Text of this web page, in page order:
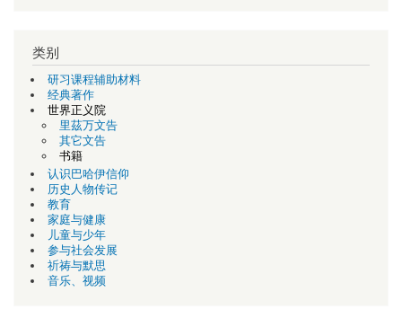
类别
研习课程辅助材料
经典著作
世界正义院
里茲万文告
其它文告
书籍
认识巴哈伊信仰
历史人物传记
教育
家庭与健康
儿童与少年
参与社会发展
祈祷与默思
音乐、视频